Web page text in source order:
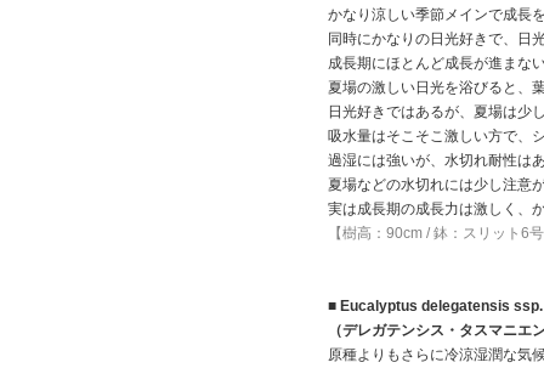
かなり涼しい季節メインで成長
同時にかなりの日光好きで、日
成長期にほとんど成長が進まな
夏場の激しい日光を浴びると、
日光好きではあるが、夏場は少
吸水量はそこそこ激しい方で、
過湿には強いが、水切れ耐性は
夏場などの水切れには少し注意
実は成長期の成長力は激しく、
【樹高：90cm / 鉢：スリット6
■ Eucalyptus delegatensis
（デレガテンシス・タスマニエ
原種よりもさらに冷涼湿潤な気